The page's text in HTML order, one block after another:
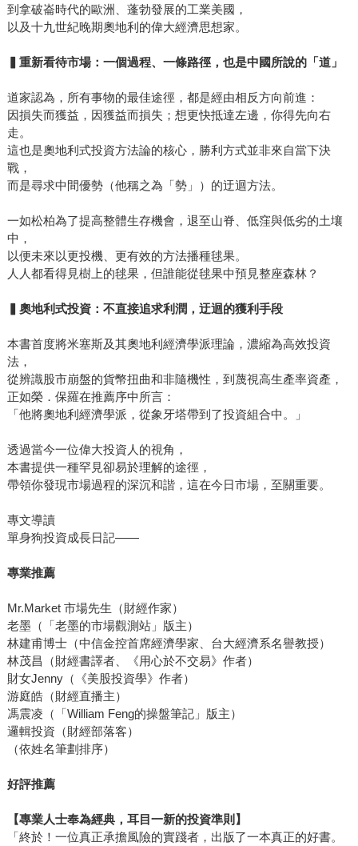
到拿破崙時代的歐洲、蓬勃發展的工業美國，
以及十九世紀晚期奧地利的偉大經濟思想家。
重新看待市場：一個過程、一條路徑，也是中國所說的「道」
道家認為，所有事物的最佳途徑，都是經由相反方向前進：
因損失而獲益，因獲益而損失；想更快抵達左邊，你得先向右
走。
這也是奧地利式投資方法論的核心，勝利方式並非來自當下決
戰，
而是尋求中間優勢（他稱之為「勢」）的迂迴方法。
一如松柏為了提高整體生存機會，退至山脊、低窪與低劣的土壤
中，
以便未來以更投機、更有效的方法播種毬果。
人人都看得見樹上的毬果，但誰能從毬果中預見整座森林？
奧地利式投資：不直接追求利潤，迂迴的獲利手段
本書首度將米塞斯及其奧地利經濟學派理論，濃縮為高效投資
法，
從辨識股市崩盤的貨幣扭曲和非隨機性，到蔑視高生產率資產，
正如榮．保羅在推薦序中所言：
「他將奧地利經濟學派，從象牙塔帶到了投資組合中。」
透過當今一位偉大投資人的視角，
本書提供一種罕見卻易於理解的途徑，
帶領你發現市場過程的深沉和諧，這在今日市場，至關重要。
專文導讀
單身狗投資成長日記——
專業推薦
Mr.Market 市場先生（財經作家）
老墨（「老墨的市場觀測站」版主）
林建甫博士（中信金控首席經濟學家、台大經濟系名譽教授）
林茂昌（財經書譯者、《用心於不交易》作者）
財女Jenny（《美股投資學》作者）
游庭皓（財經直播主）
馮震凌（「William Feng的操盤筆記」版主）
邏輯投資（財經部落客）
（依姓名筆劃排序）
好評推薦
【專業人士奉為經典，耳目一新的投資準則】
「終於！一位真正承擔風險的實踐者，出版了一本真正的好書。